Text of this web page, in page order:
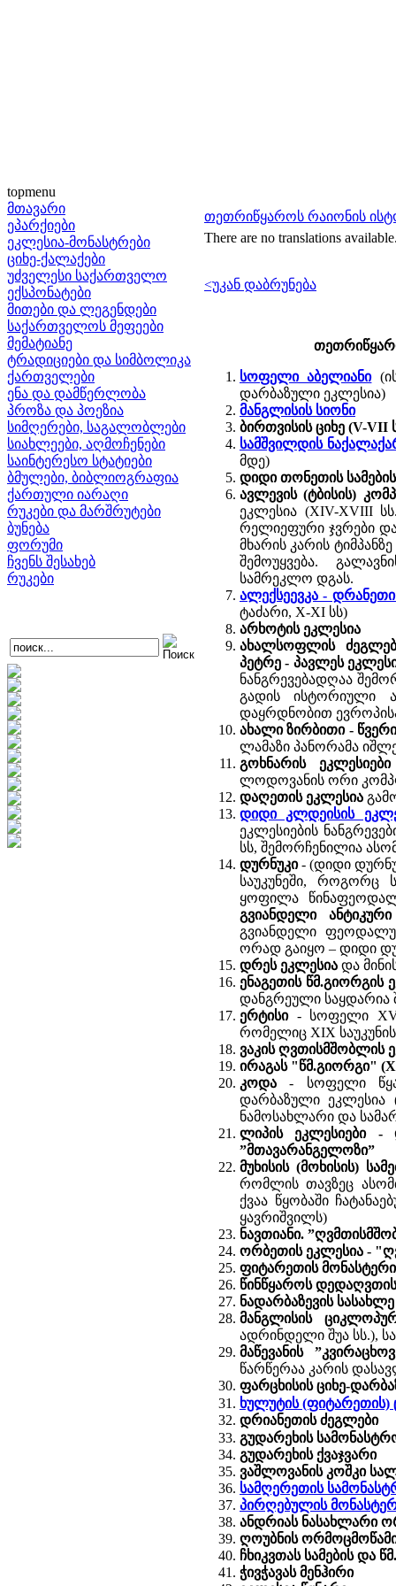
topmenu
მთავარი
ეპარქიები
ეკლესია-მონასტრები
ციხე-ქალაქები
უძველესი საქართველო
ექსპონატები
მითები და ლეგენდები
საქართველოს მეფეები
მემატიანე
ტრადიციები და სიმბოლიკა
ქართველები
ენა და დამწერლობა
პროზა და პოეზია
სიმღერები, საგალობლები
სიახლეები, აღმოჩენები
საინტერესო სტატიები
ბმულები, ბიბლიოგრაფია
ქართული იარაღი
რუკები და მარშრუტები
ბუნება
ფორუმი
ჩვენს შესახებ
რუკები
თეთრიწყაროს რაიონის
There are no translations
<უკან დაბრუნება
სოფელი აბელიანი
დარბაზული ეკლესია)
მანგლისის სიონი
ბირთვისის ციხე (V-
სამშვილდის
მდე)
დიდი თონეთის
ავლევის (ტბისის)
ეკლესია (XIV-XVIII
რელიეფური ჯვრები
მხარის კარის
შემოუყვება.
სამრეკლო დგას.
ალექსეევკა -
ტაძარი, X-XI სს)
არხოტის ეკლესია
ახალსოფლის
პეტრე - პავლეს
ნანგრევებადღაა
გადის ისტორიული
დაყრდნობით
ახალი ზირბითი -
ლამაზი პანორამა
გოხნარის
ლოდოვანის ორი
დაღეთის ეკლესია
დიდი კლდეისის
ეკლესიების
სს, შემორჩენილია
დურნუკი- (დიდი
საუკუნეში,
ყოფილა
გვიანდელი
გვიანდელი
ორად გაიყო – დიდი
დრეს ეკლესია და
ენაგეთის წმ.გიორგის
დანგრეული საყდარია
ერტისი- სოფელი XVI
რომელიც XIX
ვაკის ღვთისმშობლის
ირაგას "წმ.გიორგი"
კოდა - სოფელი
დარბაზული ეკლესია
ნამოსახლარი და
ლიპის ეკლესიები -
”მთავარანგელოზი”
მუხისის (მოხისის)
რომლის თავზეც
ქვაა წყობაში
ყავრიშვილს)
ნავთიანი.
ორბეთის ეკლესია -
ფიტარეთის მონასტერი
წინწყაროს
ნადარბაზევის სასახლე
მანგლისის
ადრინდელი შუა სს.),
მაწევანის
წარწერაა კარის
ფარცხისის ციხე-
ხულუტის (ფიტარეთის)
დრიანეთის ძეგლები
გუდარეხის
გუდარეხის ქვაჯვარი
ვაშლოვანის კოშკი
სამღერეთის
პირღებულის
ანდრიას ნასახლარი
ღოუბნის
ჩხიკვთას სამების და
ჭივჭავას მენჰირი